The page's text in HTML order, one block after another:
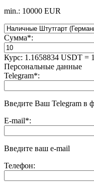
min.: 10000 EUR
Сумма*:
Курс: 1.1658834 USDT =
Персональные данные
Telegram*:
Введите Ваш Telegram в
E-mail*:
Введите ваш e-mail
Телефон: